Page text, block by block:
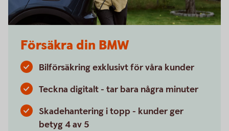
Försäkra din BMW
Bilförsäkring exklusivt för våra kunder
Teckna digitalt - tar bara några minuter
Skadehantering i topp - kunder ger
betyg 4 av 5